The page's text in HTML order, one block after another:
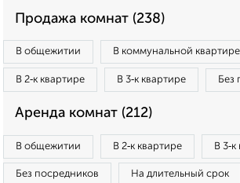
Продажа комнат (238)
В общежитии В коммунальной квартире
В 2‑к квартире В 3‑к квартире Без
Аренда комнат (212)
В общежитии В 2‑к квартире В
Без посредников На длительный срок